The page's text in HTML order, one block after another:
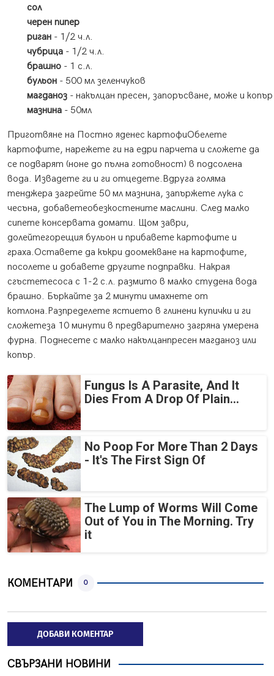
сол
черен пипер
риган - 1/2 ч.л.
чубрица - 1/2 ч.л.
брашно - 1 с.л.
бульон - 500 мл зеленчуков
магданоз - накълцан пресен, запоръсване, може и копър
мазнина - 50мл
Приготвяне на Постно яденес картофиОбелете
картофите, нарежете ги на едри парчета и сложете да
се подварят (ноне до пълна готовност) в подсолена
вода. Извадете ги и ги отцедете.Вдруга голяма
тенджера загрейте 50 мл мазнина, запържете лука с
чесъна, добаветеобезкостените маслини. След малко
сипете консервата домати. Щом заври,
долейтегорещия бульон и прибавете картофите и
граха.Оставете да къкри доомекване на картофите,
посолете и добавете другите подправки. Накрая
сгъстетесоса с 1-2 с.л. размито в малко студена вода
брашно. Бъркайте за 2 минути имахнете от
котлона.Разпределете ястието в глинени купички и ги
сложетеза 10 минути в предварително загряна умерена
фурна. Поднесете с малко накълцанпресен магданоз или
копър.
Fungus Is A Parasite, And It
Dies From A Drop Of Plain...
No Poop For More Than 2 Days
- It's The First Sign Of
The Lump of Worms Will Come
Out of You in The Morning. Try
it
КОМЕНТАРИ 0
ДОБАВИ КОМЕНТАР
СВЪРЗАНИ НОВИНИ